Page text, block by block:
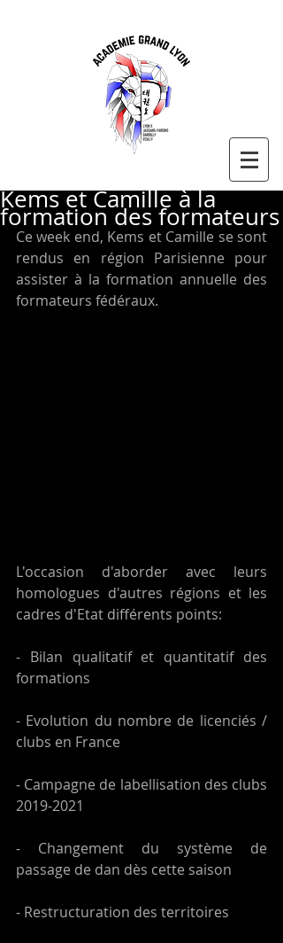
Kems et Camille à la
formation des formateurs
Ce week end, Kems et Camille se sont
rendus en région Parisienne pour
assister à la formation annuelle des
formateurs fédéraux.
L'occasion d'aborder avec leurs
homologues d'autres régions et les
cadres d'Etat différents points:
- Bilan qualitatif et quantitatif des
formations
- Evolution du nombre de licenciés /
clubs en France
- Campagne de labellisation des clubs
2019-2021
- Changement du système de
passage de dan dès cette saison
- Restructuration des territoires